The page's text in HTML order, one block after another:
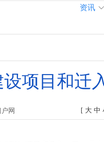
资讯
项目和迁
网 [ 大 中